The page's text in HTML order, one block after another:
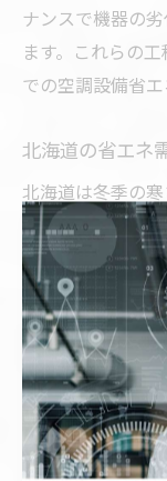
ナンスで機器の
ます。これらの
での空調設備省エ
北海道の省エネ
北海道は冬季の
冷暖房のエネルギ
省エネ需要が非
対応の性能と高
仕様のヒートポン
結対策が施された
また、室内の快
度管理や換気機
ネ補助金制度の